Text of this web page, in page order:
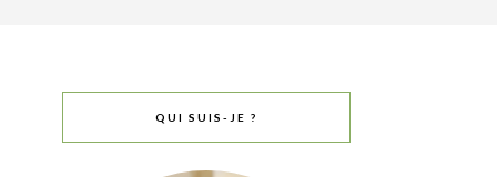
QUI SUIS-JE ?